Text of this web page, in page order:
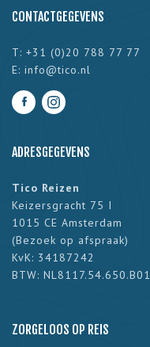
CONTACTGEGEVENS
T: +31 (0)20 788 77 77
E: info@tico.nl
ADRESGEGEVENS
Tico Reizen
Keizersgracht 75 I
1015 CE Amsterdam
(Bezoek op afspraak)
KvK: 34187242
BTW: NL8117.54.650.B01
ZORGELOOS OP REIS